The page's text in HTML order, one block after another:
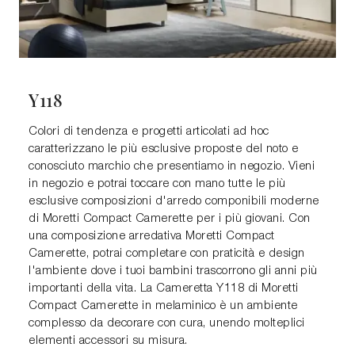
Y118
Colori di tendenza e progetti articolati ad hoc
caratterizzano le più esclusive proposte del noto e
conosciuto marchio che presentiamo in negozio. Vieni
in negozio e potrai toccare con mano tutte le più
esclusive composizioni d'arredo componibili moderne
di Moretti Compact Camerette per i più giovani. Con
una composizione arredativa Moretti Compact
Camerette, potrai completare con praticità e design
l'ambiente dove i tuoi bambini trascorrono gli anni più
importanti della vita. La Cameretta Y118 di Moretti
Compact Camerette in melaminico è un ambiente
complesso da decorare con cura, unendo molteplici
elementi accessori su misura.